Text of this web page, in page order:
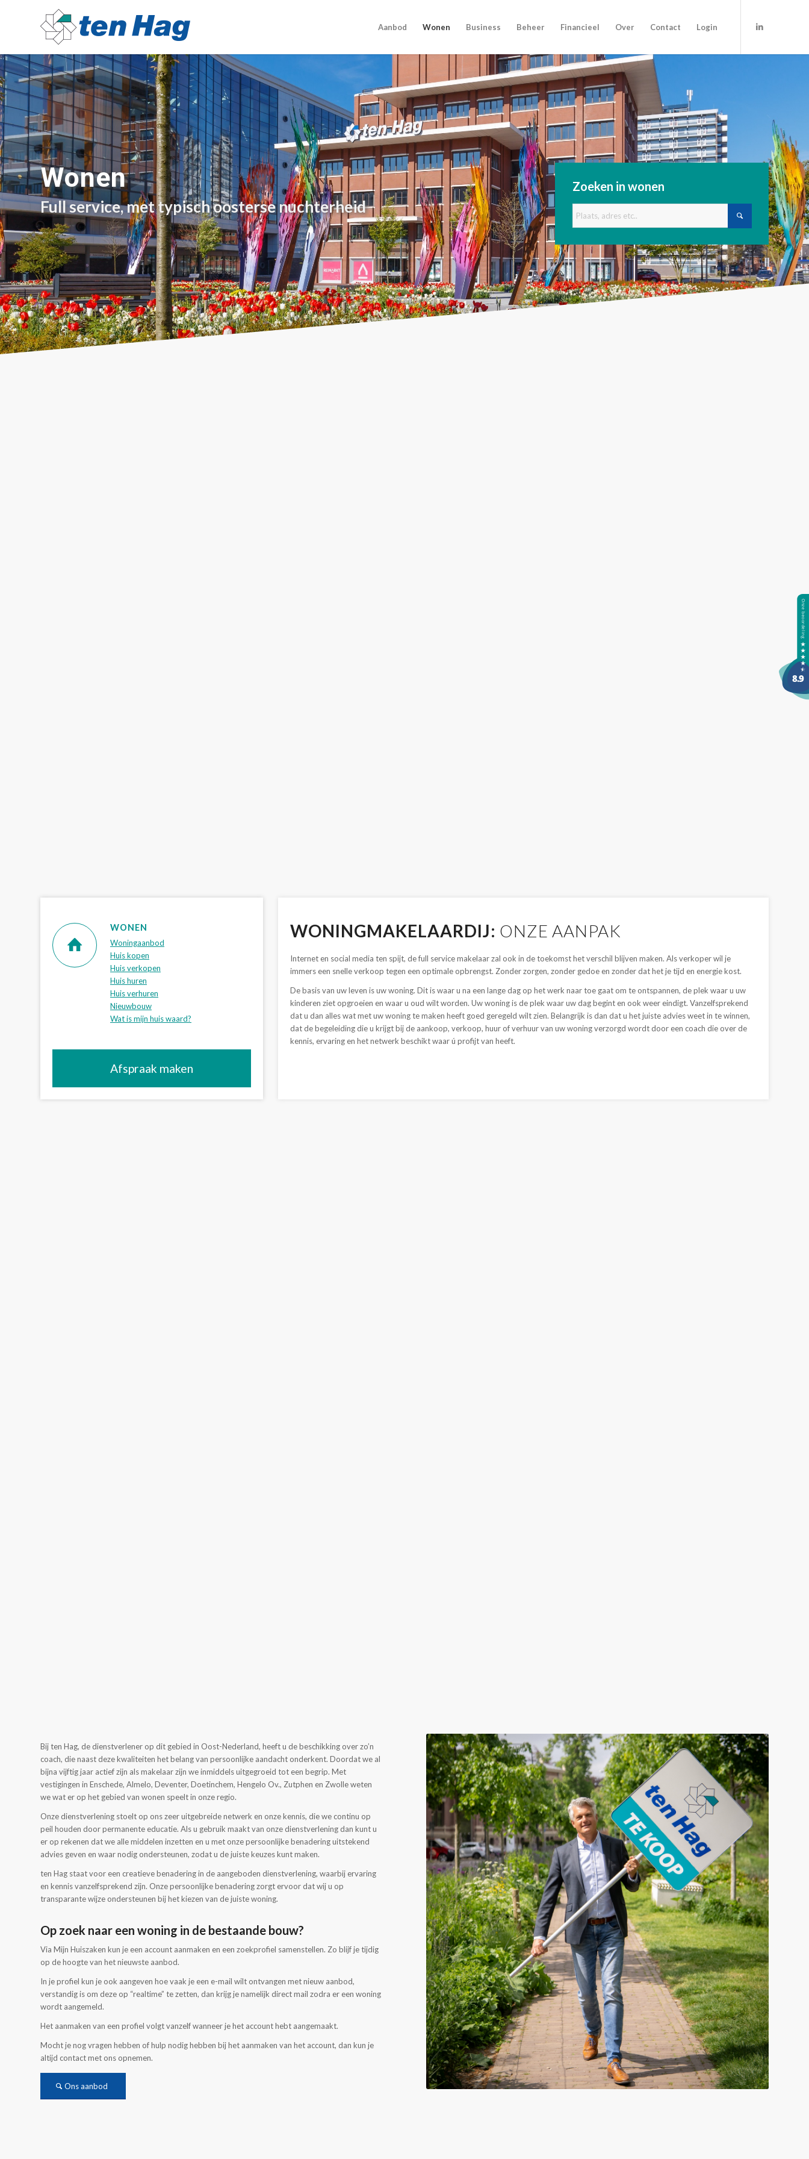
Aanbod Wonen Business Beheer Financieel Over Contact Login
Wonen
Full service, met typisch oosterse nuchterheid
Zoeken in wonen
WONEN
Woningaanbod
Huis kopen
Huis verkopen
Huis huren
Huis verhuren
Nieuwbouw
Wat is mijn huis waard?
Afspraak maken
WONINGMAKELAARDIJ: ONZE AANPAK
Internet en social media ten spijt, de full service makelaar zal ook in de toekomst het verschil blijven maken. Als verkoper wil je
immers een snelle verkoop tegen een optimale opbrengst. Zonder zorgen, zonder gedoe en zonder dat het je tijd en energie kost.
De basis van uw leven is uw woning. Dit is waar u na een lange dag op het werk naar toe gaat om te ontspannen, de plek waar u uw
kinderen ziet opgroeien en waar u oud wilt worden. Uw woning is de plek waar uw dag begint en ook weer eindigt. Vanzelfsprekend
dat u dan alles wat met uw woning te maken heeft goed geregeld wilt zien. Belangrijk is dan dat u het juiste advies weet in te winnen,
dat de begeleiding die u krijgt bij de aankoop, verkoop, huur of verhuur van uw woning verzorgd wordt door een coach die over de
kennis, ervaring en het netwerk beschikt waar ú profijt van heeft.
Bij ten Hag, de dienstverlener op dit gebied in Oost-Nederland, heeft u de beschikking over zo’n
coach, die naast deze kwaliteiten het belang van persoonlijke aandacht onderkent. Doordat we al
bijna vijftig jaar actief zijn als makelaar zijn we inmiddels uitgegroeid tot een begrip. Met
vestigingen in Enschede, Almelo, Deventer, Doetinchem, Hengelo Ov., Zutphen en Zwolle weten
we wat er op het gebied van wonen speelt in onze regio.
Onze dienstverlening stoelt op ons zeer uitgebreide netwerk en onze kennis, die we continu op
peil houden door permanente educatie. Als u gebruik maakt van onze dienstverlening dan kunt u
er op rekenen dat we alle middelen inzetten en u met onze persoonlijke benadering uitstekend
advies geven en waar nodig ondersteunen, zodat u de juiste keuzes kunt maken.
ten Hag staat voor een creatieve benadering in de aangeboden dienstverlening, waarbij ervaring
en kennis vanzelfsprekend zijn. Onze persoonlijke benadering zorgt ervoor dat wij u op
transparante wijze ondersteunen bij het kiezen van de juiste woning.
Op zoek naar een woning in de bestaande bouw?
Via Mijn Huiszaken kun je een account aanmaken en een zoekprofiel samenstellen. Zo blijf je tijdig
op de hoogte van het nieuwste aanbod.
In je profiel kun je ook aangeven hoe vaak je een e-mail wilt ontvangen met nieuw aanbod,
verstandig is om deze op “realtime” te zetten, dan krijg je namelijk direct mail zodra er een woning
wordt aangemeld.
Het aanmaken van een profiel volgt vanzelf wanneer je het account hebt aangemaakt.
Mocht je nog vragen hebben of hulp nodig hebben bij het aanmaken van het account, dan kun je
altijd contact met ons opnemen.
Ons aanbod